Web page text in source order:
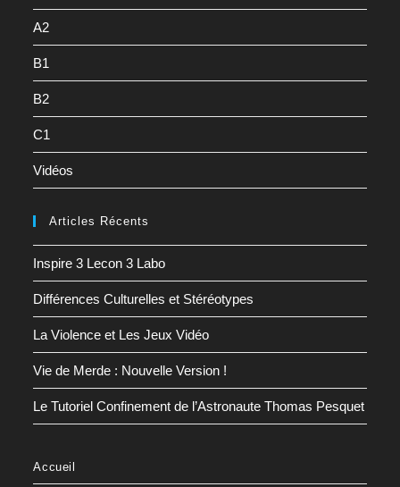
A2
B1
B2
C1
Vidéos
Articles Récents
Inspire 3 Lecon 3 Labo
Différences Culturelles et Stéréotypes
La Violence et Les Jeux Vidéo
Vie de Merde : Nouvelle Version !
Le Tutoriel Confinement de l’Astronaute Thomas Pesquet
Accueil